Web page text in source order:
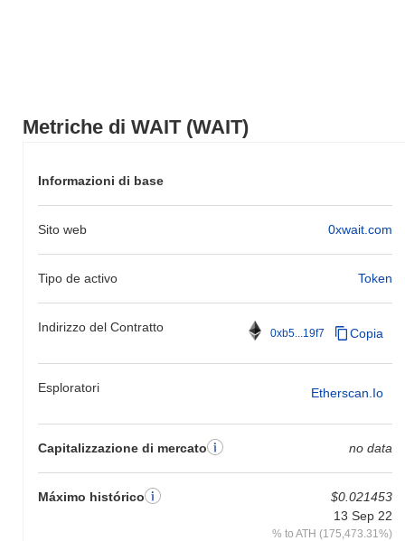
Metriche di WAIT (WAIT)
Informazioni di base
Sito web 0xwait.com
Tipo de activo Token
Indirizzo del Contratto 0xb5...19f7 Copia
Esploratori Etherscan.io
Capitalizzazione di mercato no data
Máximo histórico
$0.021453
13 Sep 22
% to ATH (175,473.31%)